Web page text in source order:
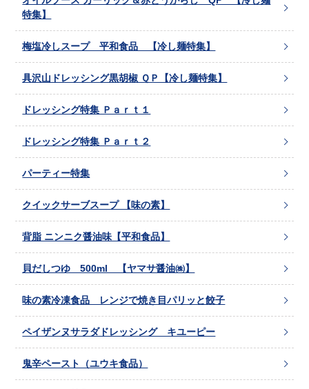
特集】
梅塩冷しスープ 平和食品 【冷し麺特集】
具沢山ドレッシング黒胡椒 ＱＰ【冷し麺特集】
ドレッシング特集 Ｐａｒｔ１
ドレッシング特集 Ｐａｒｔ２
パーティー特集
クイックサーブスープ 【味の素】
背脂 ニンニク醤油味【平和食品】
貝だしつゆ 500ml 【ヤマサ醤油㈱】
味の素冷凍食品 レンジで焼き目パリッと餃子
ペイザンヌサラダドレッシング キユーピー
鬼辛ペースト（ユウキ食品）